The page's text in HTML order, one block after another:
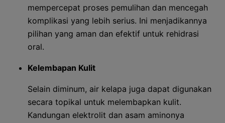
mempercepat proses pemulihan dan mencegah
komplikasi yang lebih serius. Ini menjadikannya
pilihan yang aman dan efektif untuk rehidrasi
oral.
Kelembapan Kulit
Selain diminum, air kelapa juga dapat digunakan
secara topikal untuk melembapkan kulit.
Kandungan elektrolit dan asam aminonya